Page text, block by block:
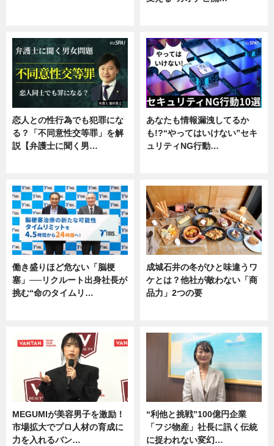
恋人との性行為でも犯罪にな
る？「不同意性交等罪」を解
説【弁護士に聞く男…
あなたも情報漏洩してるか
も!?“やってはいけない”セキ
ュリティNG行動…
働き盛りほど危ない「脳梗
塞」──リクルート出身社長が
挑む“命のタイムリ…
成城石井の冬がひと味違うワ
ケとは？他社が敵わない「商
品力」2つの要
MEGUMIが美容男子を激励！
市場拡大でプロ人材の育成に
力を入れるバン…
“利他と挑戦”100億円企業
「フジ物産」社長に訊く伝統
に捉われない変幻…